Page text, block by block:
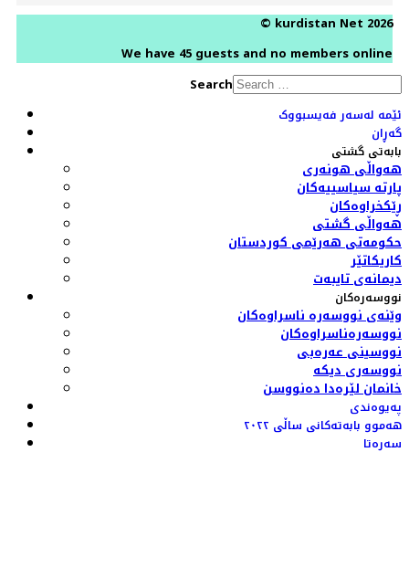
© kurdistan Net 2026
We have 45 guests and no members online
Search
ئێمە لەسەر فەیسبووک
گەڕان
بابەتی گشتی
هەواڵی هونەری
پارتە سیاسییەکان
ڕێکخراوەکان
هەواڵی گشتی
حکومەتی هەرێمی کوردستان
کاریکاتێر
دیمانەی تایبەت
نووسەرەکان
وێنەی نووسەرە ناسراوەکان
نووسەرەناسراوەکان
نووسینی عەرەبی
نووسەری دیکە
خانمان لێرەدا دەنووسن
پەیوەندی
هەموو بابەتەکانی ساڵی ٢٠٢٢
سەرەتا